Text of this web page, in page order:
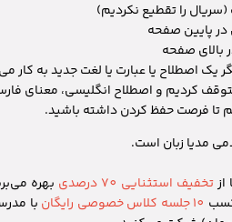
را تقطیع نکردیم)
پایین صفحه
بالای صفحه
اصطلاح یا عبارت یا لغت جدید به کار
مدت 10 ثانیه متوقف کردیم و اصطلاح انگلیسی،
تا فرصت حفظ کردن داشته باشید.
مدیا زبان است.
تخفیف استثنایی 70 درصدی
بهره
10 جلسه کلاس خصوصی رایگان
با